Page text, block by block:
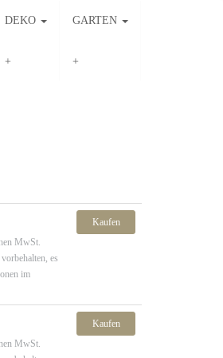
DEKO GARTEN
MwSt.
es
im
Kaufen
MwSt.
Kaufen